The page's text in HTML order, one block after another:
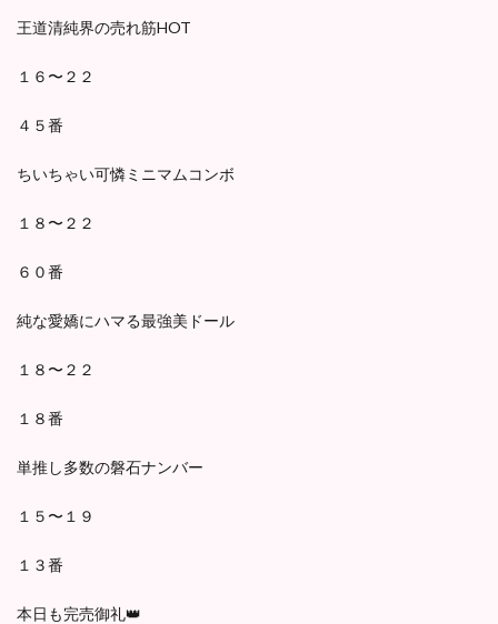
王道清純界の売れ筋HOT
１６〜２２
４５番
ちいちゃい可憐ミニマムコンボ
１８〜２２
６０番
純な愛嬌にハマる最強美ドール
１８〜２２
１８番
単推し多数の磐石ナンバー
１５〜１９
１３番
本日も完売御礼👑